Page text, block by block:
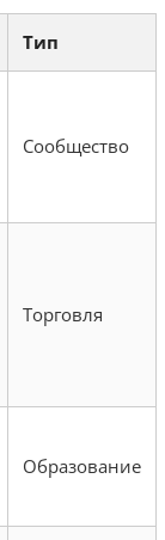
Тип
Сообщество
Торговля
Образование